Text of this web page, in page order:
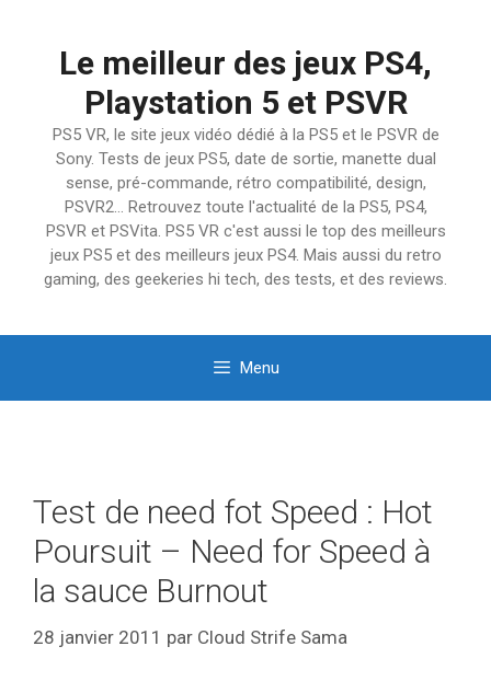
Le meilleur des jeux PS4,
Playstation 5 et PSVR
PS5 VR, le site jeux vidéo dédié à la PS5 et le PSVR de
Sony. Tests de jeux PS5, date de sortie, manette dual
sense, pré-commande, rétro compatibilité, design,
PSVR2… Retrouvez toute l'actualité de la PS5, PS4,
PSVR et PSVita. PS5 VR c'est aussi le top des meilleurs
jeux PS5 et des meilleurs jeux PS4. Mais aussi du retro
gaming, des geekeries hi tech, des tests, et des reviews.
Menu
Test de need fot Speed : Hot
Poursuit – Need for Speed à
la sauce Burnout
28 janvier 2011 par Cloud Strife Sama